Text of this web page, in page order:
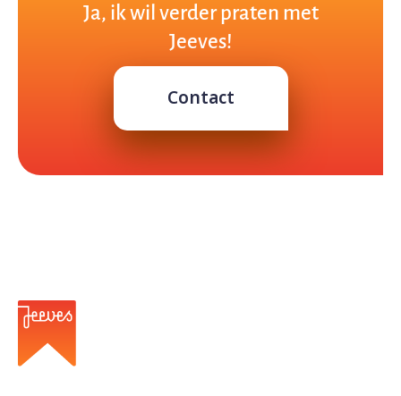
Ja, ik wil verder praten met
Jeeves!
Contact